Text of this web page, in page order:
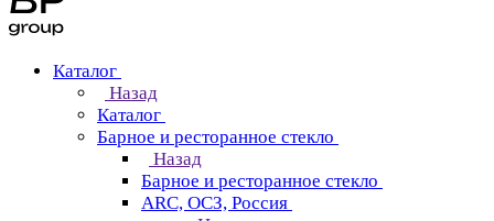
Каталог
Назад
Каталог
Барное и ресторанное стекло
Назад
Барное и ресторанное стекло
ARC, ОСЗ, Россия